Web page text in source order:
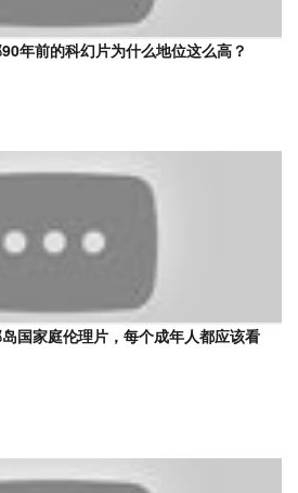
年前的科幻片为什么地位这么高？
国家庭伦理片，每个成年人都应该看